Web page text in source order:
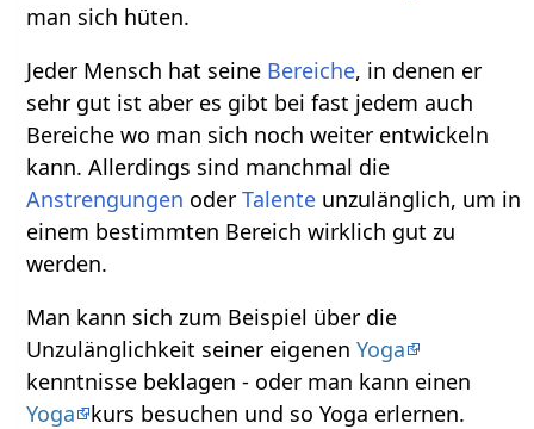
man sich hüten.
Jeder Mensch hat seine Bereiche, in denen er
sehr gut ist aber es gibt bei fast jedem auch
Bereiche wo man sich noch weiter entwickeln
kann. Allerdings sind manchmal die
Anstrengungen oderTalente unzulänglich, um in
einem bestimmten Bereich wirklich gut zu
werden.
Man kann sich zum Beispiel über die
Unzulänglichkeit seiner eigenenYoga
kenntnisse beklagen - oder man kann einen
Yoga
kurs besuchen und so Yoga erlernen.